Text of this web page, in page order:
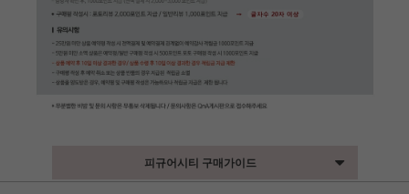
피규어시티 구매가이드